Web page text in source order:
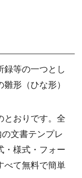
録等の一つとし
形（ひな形）
とおりです。全
文書テンプレ
・様式・フォー
べて無料で簡単